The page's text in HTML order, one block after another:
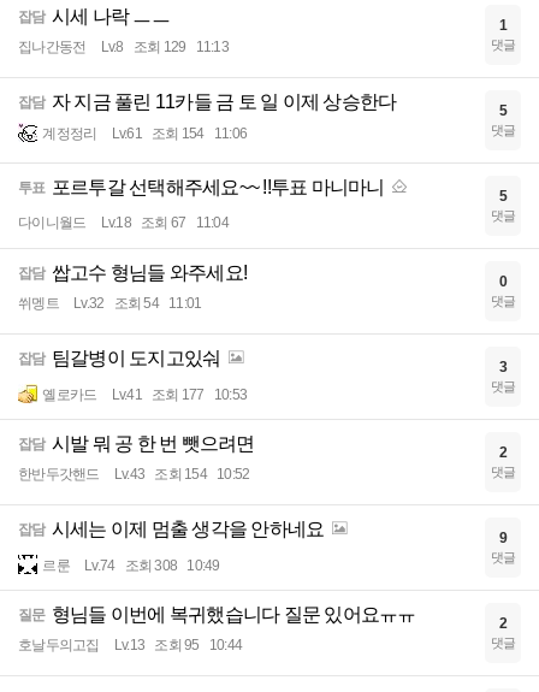
잡담 시세 나락 ㅡㅡ
집나간동전 Lv.8 조회 129 11:13
1
댓글
잡담 자 지금 풀린 11카들 금 토 일 이제 상승한다
계정정리 Lv.61 조회 154 11:06
5
댓글
투표 포르투갈 선택해주세요~~ !!투표 마니마니
다이니월드 Lv.18 조회 67 11:04
5
댓글
잡담 쌉고수 형님들 와주세요!
쒸멩트 Lv.32 조회 54 11:01
0
댓글
잡담 팀갈병이 도지고있숴
옐로카드 Lv.41 조회 177 10:53
3
댓글
잡담 시발 뭐 공 한 번 뺏으려면
한반두갓핸드 Lv.43 조회 154 10:52
2
댓글
잡담 시세는 이제 멈출 생각을 안하네요
르룬 Lv.74 조회 308 10:49
9
댓글
질문 형님들 이번에 복귀했습니다 질문 있어요ㅠㅠ
호날두의고집 Lv.13 조회 95 10:44
2
댓글